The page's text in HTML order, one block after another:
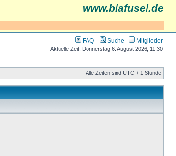
www.blafusel.de
FAQ Suche Mitglieder
Aktuelle Zeit: Donnerstag 6. August 2026, 11:30
Alle Zeiten sind UTC + 1 Stunde